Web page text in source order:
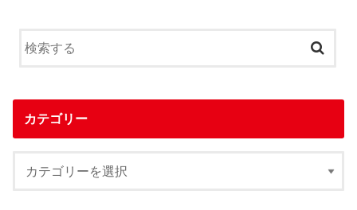
カテゴリー